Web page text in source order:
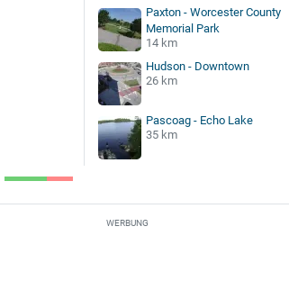
Paxton - Worcester County
Memorial Park
14 km
Hudson - Downtown
26 km
Pascoag - Echo Lake
35 km
WERBUNG